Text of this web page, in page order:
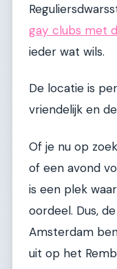
gay clubs met
ieder wat wils.
De locatie is
vriendelijk en
Of je nu op
of een avond
is een plek
oordeel. Dus,
Amsterdam
uit op het